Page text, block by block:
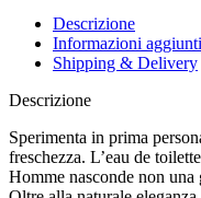
TOILETTE
SPRAY
125ML
Descrizione
Informazioni
Shipping & Delivery
Descrizione
Sperimenta in prima
freschezza. L’eau de
Homme nasconde non una